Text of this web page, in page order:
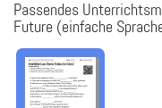
Passendes
Future (einfache